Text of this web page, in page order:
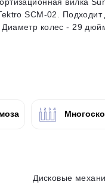
SCM-02. Подходит
колес - 29
Дисковые